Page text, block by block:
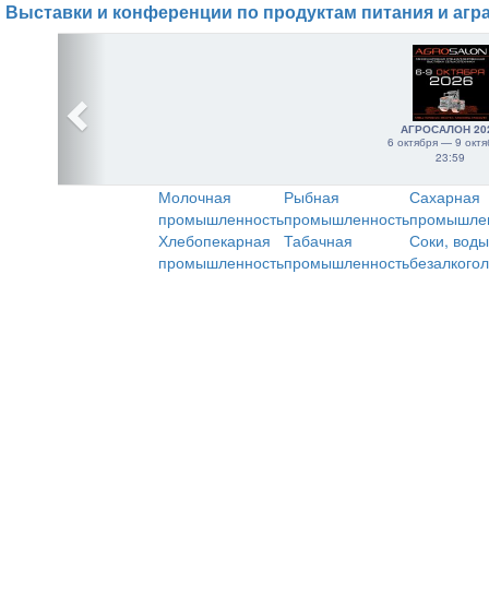
Выставки и конференции по продуктам питания и
АГРОСАЛОН
6 октября — 9
23:59
Молочная
промышленность
Рыбная
промышленность
Сахарная
Хлебопекарная
промышленность
Табачная
промышленность
Соки,